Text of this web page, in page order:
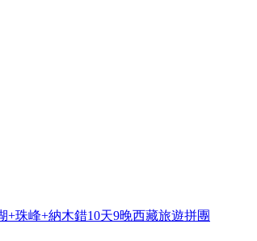
珠峰+納木錯10天9晚西藏旅遊拼團